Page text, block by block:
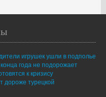
игрушек ушли в подполье
года не подорожает
к кризису
дороже турецкой